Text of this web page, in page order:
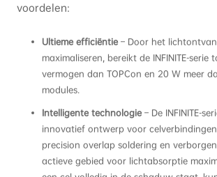
voordelen:
Ultieme efficiëntie– Door het
maximaliseren, bereikt de INFINITE-serie
vermogen dan TOPCon en 20 W meer
modules.
Intelligente technologie– De INFINITE-
innovatief ontwerp voor
precision overlap soldering en
actieve gebied voor lichtabsorptie